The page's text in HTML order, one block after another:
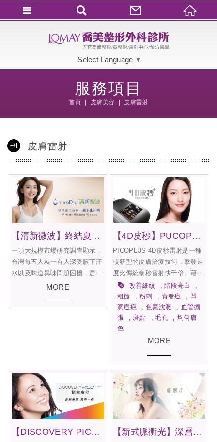
Select Language ▼
服務項目
首頁 皮膚美容 皮膚雷射
皮膚雷射
【清新微波】終結夏日惡夢，腋下止汗術
一項大規模市場研究調查顯示，
台灣每五人就一有人深受腋下汗
水以及味道異味問題困擾，居全
亞洲之冠。因此絕不是少數的您
狐臭的所苦，有些人使用肉毒桿
菌改善多汗的困擾，但肉毒桿菌
素的效果有時效性，只能維持大
約半年至一年就需再施打，無法
根治多汗問題，狐臭能做旋轉刮
刀手術卻無法改善多汗問題，除
MORE
【4D皮秒】PUCOPLUS奇肌誕生，重啟亮白樂章
PICOPLUS 4D皮秒雷射是一種
較新型的皮膚治療技術，擊發速
度比傳統奈秒雷射快千倍。藉由
「光震波原理」能夠將色素例子
震碎成更細小的粉塵狀態，使其
瓦解，同時縮短脈衝時間，降低
傳統雷射容易造成過多的熱傷害
及組織破壞的機率，達到更快
速、更安全的肌膚治療利器，針
青都能有明顯的改善。
改善細紋
階段亮白
粗糙
粉刺 青春痘
凹
洞痘疤
色素沈澱
血管擴
張
斑點 毛孔
均勻膚
色
MORE
【DISCOVERY PICO探索皮秒】皮秒雷射，擺脫難纏黑斑、毛孔、刺青 【新式脈衝光】深層靚采光
會員登入(燈箱)
加入會員
忘記密碼
密碼修改